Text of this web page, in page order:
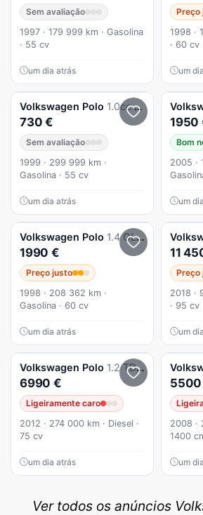
Sem avaliação
1997 · 179 999 km · Gasolina
· 55 cv
um dia atrás
Preço
1998 ·
· 60 cv
um
Volkswagen Polo 1.0cc económico
730 €
Sem avaliação
1999 · 299 999 km ·
Gasolina · 55 cv
um dia atrás
1950
Bom
2005 ·
um
Volkswagen Polo 1.4 GL P3
1990 €
Preço justo
1998 · 208 362 km ·
Gasolina · 60 cv
um dia atrás
11
Preço
2018 ·
· 95 cv
um
Volkswagen Polo 1.2 TDi BlueMotion
6990 €
Ligeiramente caro
2012 · 274 000 km · Diesel ·
75 cv
um dia atrás
2008 ·
1400
um
Ver todos os anúncios